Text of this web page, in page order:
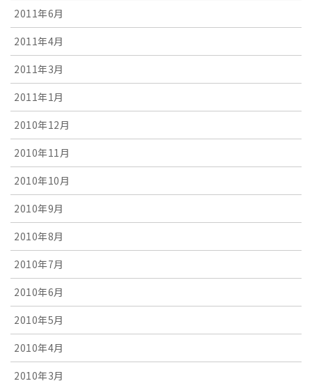
2011年6月
2011年4月
2011年3月
2011年1月
2010年12月
2010年11月
2010年10月
2010年9月
2010年8月
2010年7月
2010年6月
2010年5月
2010年4月
2010年3月